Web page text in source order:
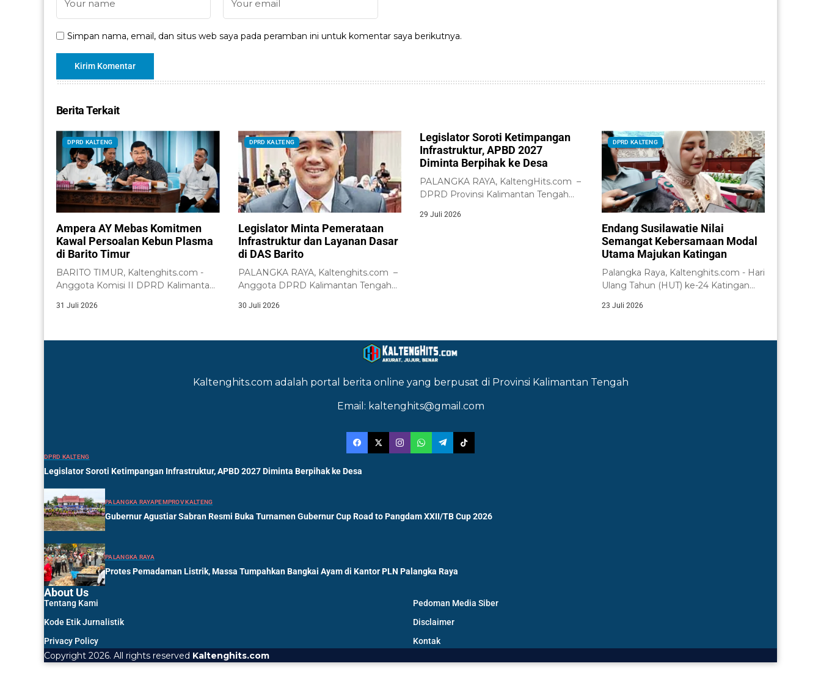
Simpan nama, email, dan situs web saya pada peramban ini untuk komentar saya berikutnya.
Berita Terkait
DPRD KALTENG
Ampera AY Mebas Komitmen
Kawal Persoalan Kebun Plasma
di Barito Timur
BARITO TIMUR, Kaltenghits.com -
Anggota Komisi II DPRD Kalimantan
31 Juli 2026
DPRD KALTENG
Legislator Minta Pemerataan
Infrastruktur dan Layanan Dasar
di DAS Barito
PALANGKA RAYA, Kaltenghits.com –
Anggota DPRD Kalimantan Tengah
30 Juli 2026
Legislator Soroti Ketimpangan
Infrastruktur, APBD 2027
Diminta Berpihak ke Desa
PALANGKA RAYA, KaltengHits.com –
DPRD Provinsi Kalimantan Tengah
Kalimantan...
29 Juli 2026
DPRD KALTENG
Endang Susilawatie Nilai
Semangat Kebersamaan Modal
Utama Majukan Katingan
Palangka Raya, Kaltenghits.com - Hari
Ulang Tahun (HUT) ke-24 Katingan
23 Juli 2026
Kaltenghits.com adalah portal berita online yang berpusat di Provinsi Kalimantan Tengah
Email: kaltenghits@gmail.com
DPRD KALTENG
Legislator Soroti Ketimpangan Infrastruktur, APBD 2027 Diminta Berpihak ke Desa
PALANGKA RAYAPEMPROV KALTENG
Gubernur Agustiar Sabran Resmi Buka Turnamen Gubernur Cup Road to Pangdam XXII/TB Cup 2026
PALANGKA RAYA
Protes Pemadaman Listrik, Massa Tumpahkan Bangkai Ayam di Kantor PLN Palangka Raya
About Us
Tentang Kami
Pedoman Media Siber
Kode Etik Jurnalistik
Disclaimer
Privacy Policy
Kontak
Copyright 2026. All rights reserved Kaltenghits.com